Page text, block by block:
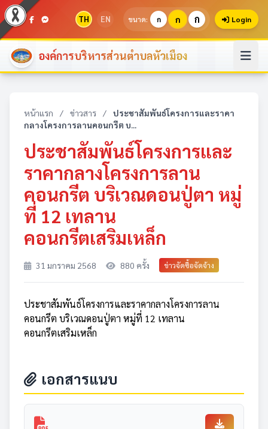
TH EN ขนาด: ก ก ก Login
องค์การบริหารส่วนตำบลหัวเมือง
หน้าแรก / ข่าวสาร /
ประชาสัมพันธ์โครงการและราคา
กลางโครงการลานคอนกรีต บ...
ประชาสัมพันธ์โครงการและ
ราคากลางโครงการลาน
คอนกรีต บริเวณดอนปู่ตา หมู่
ที่ 12 เทลาน
คอนกรีตเสริมเหล็ก
31 มกราคม 2568 880 ครั้ง ข่าวจัดซื้อจัดจ้าง
ประชาสัมพันธ์โครงการและราคากลางโครงการลาน
คอนกรีต บริเวณดอนปู่ตา หมู่ที่ 12 เทลาน
คอนกรีตเสริมเหล็ก
เอกสารแนบ